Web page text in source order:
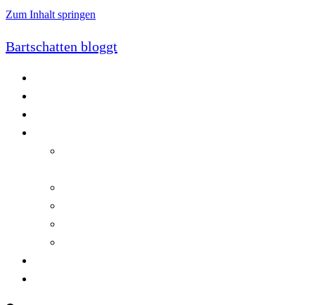
Zum Inhalt springen
Bartschatten bloggt